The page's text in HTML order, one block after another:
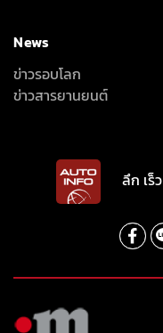
News
ข่าวรอบโลก
ข่าวสารยานยนต์
ลึก เร็